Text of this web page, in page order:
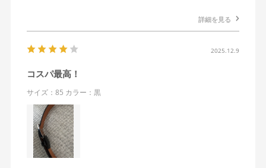
詳細を見る
2025.12.9
コスパ最高！
サイズ：85 カラー：黒